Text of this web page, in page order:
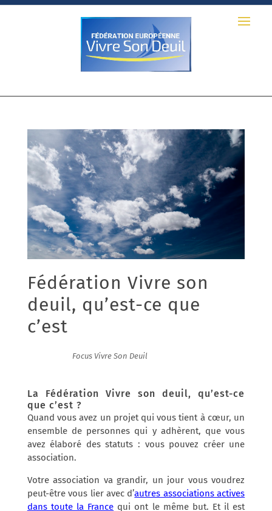
Fédération Vivre son
deuil, qu’est-ce que
c’est
Focus Vivre Son Deuil
La Fédération Vivre son deuil, qu’est-ce
que c’est ?
Quand vous avez un projet qui vous tient à cœur, un
ensemble de personnes qui y adhèrent, que vous
avez élaboré des statuts : vous pouvez créer une
association.
Votre association va grandir, un jour vous voudrez
peut-être vous lier avec d’autres associations actives
dans toute la France qui ont le même but. Et il est